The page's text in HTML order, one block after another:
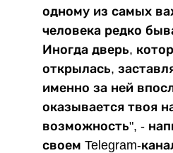
одному из самых
человека редко
Иногда дверь,
открылась,
именно за ней
оказывается твоя
возможность", -
своем Telegram-